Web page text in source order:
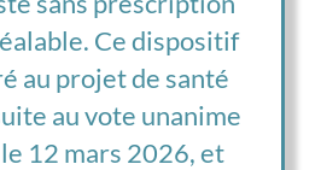
Ce dispositif
au projet de santé
au vote unanime
12 mars 2026, et